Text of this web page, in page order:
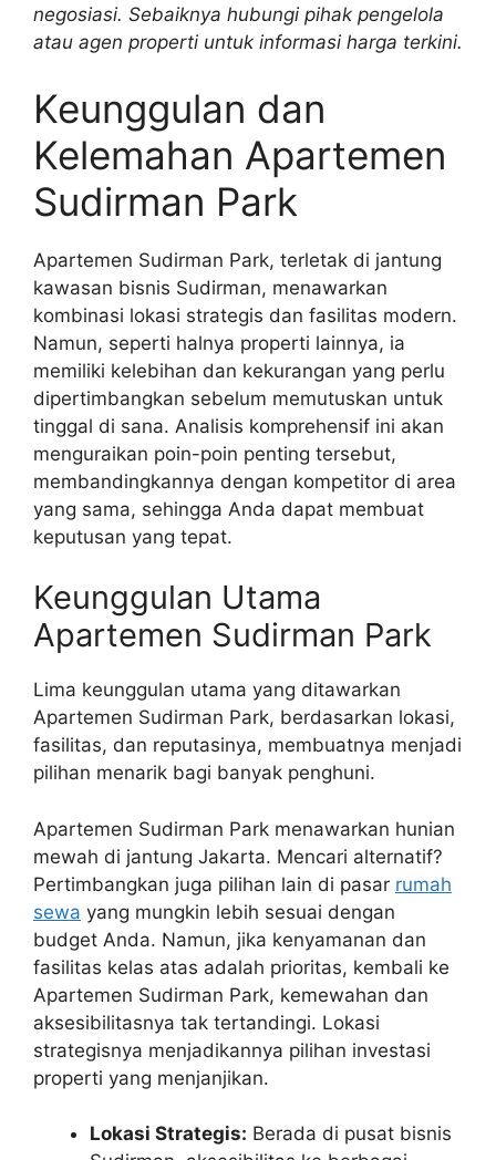
negosiasi. Sebaiknya hubungi pihak pengelola
atau agen properti untuk informasi harga terkini.
Keunggulan dan
Kelemahan Apartemen
Sudirman Park
Apartemen Sudirman Park, terletak di jantung
kawasan bisnis Sudirman, menawarkan
kombinasi lokasi strategis dan fasilitas modern.
Namun, seperti halnya properti lainnya, ia
memiliki kelebihan dan kekurangan yang perlu
dipertimbangkan sebelum memutuskan untuk
tinggal di sana. Analisis komprehensif ini akan
menguraikan poin-poin penting tersebut,
membandingkannya dengan kompetitor di area
yang sama, sehingga Anda dapat membuat
keputusan yang tepat.
Keunggulan Utama
Apartemen Sudirman Park
Lima keunggulan utama yang ditawarkan
Apartemen Sudirman Park, berdasarkan lokasi,
fasilitas, dan reputasinya, membuatnya menjadi
pilihan menarik bagi banyak penghuni.
Apartemen Sudirman Park menawarkan hunian
mewah di jantung Jakarta. Mencari alternatif?
Pertimbangkan juga pilihan lain di pasar rumah
sewa yang mungkin lebih sesuai dengan
budget Anda. Namun, jika kenyamanan dan
fasilitas kelas atas adalah prioritas, kembali ke
Apartemen Sudirman Park, kemewahan dan
aksesibilitasnya tak tertandingi. Lokasi
strategisnya menjadikannya pilihan investasi
properti yang menjanjikan.
Lokasi Strategis: Berada di pusat bisnis